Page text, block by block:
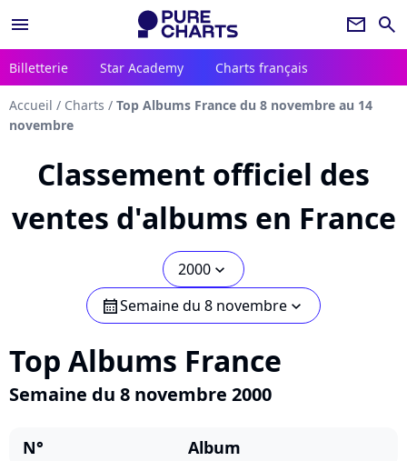
menu newsletter search
Billetterie Star Academy Charts français
Accueil / Charts / Top Albums France du 8 novembre au 14
novembre
Classement officiel des
ventes d'albums en France
2000 chevron_bot
calendarSemaine du 8 novembre chevron_bot
Top Albums France
Semaine du 8 novembre 2000
N° Album